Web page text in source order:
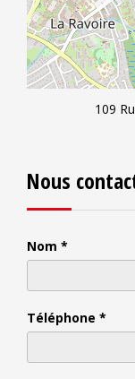
109
Nous
Nom *
Téléphone *